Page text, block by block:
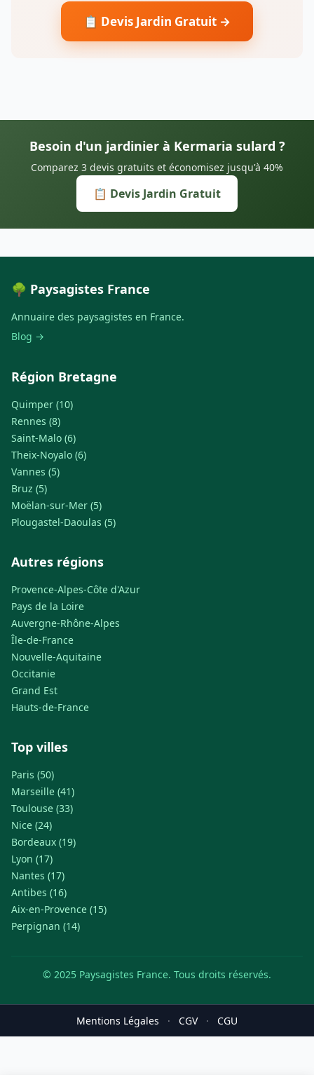
📋 Devis Jardin Gratuit →
Besoin d'un jardinier à Kermaria sulard ?
Comparez 3 devis gratuits et économisez jusqu'à 40%
📋 Devis Jardin Gratuit
🌳 Paysagistes France
Annuaire des paysagistes en France.
Blog →
Région Bretagne
Quimper (10)
Rennes (8)
Saint-Malo (6)
Theix-Noyalo (6)
Vannes (5)
Bruz (5)
Moëlan-sur-Mer (5)
Plougastel-Daoulas (5)
Autres régions
Provence-Alpes-Côte d'Azur
Pays de la Loire
Auvergne-Rhône-Alpes
Île-de-France
Nouvelle-Aquitaine
Occitanie
Grand Est
Hauts-de-France
Top villes
Paris (50)
Marseille (41)
Toulouse (33)
Nice (24)
Bordeaux (19)
Lyon (17)
Nantes (17)
Antibes (16)
Aix-en-Provence (15)
Perpignan (14)
© 2025 Paysagistes France. Tous droits réservés.
Mentions Légales · CGV · CGU